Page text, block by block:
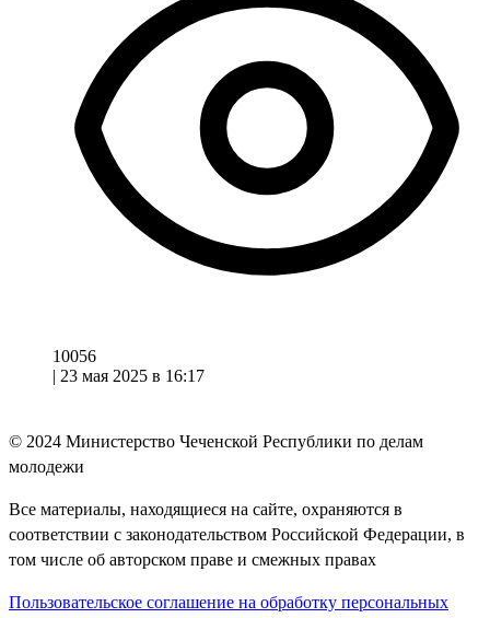
10056
23 мая 2025 в 16:17
© 2024 Министерство Чеченской Республики по делам
молодежи
Все материалы, находящиеся на сайте, охраняются в
соответствии с законодательством Российской Федерации, в
том числе об авторском праве и смежных правах
Пользовательское соглашение на обработку персональных